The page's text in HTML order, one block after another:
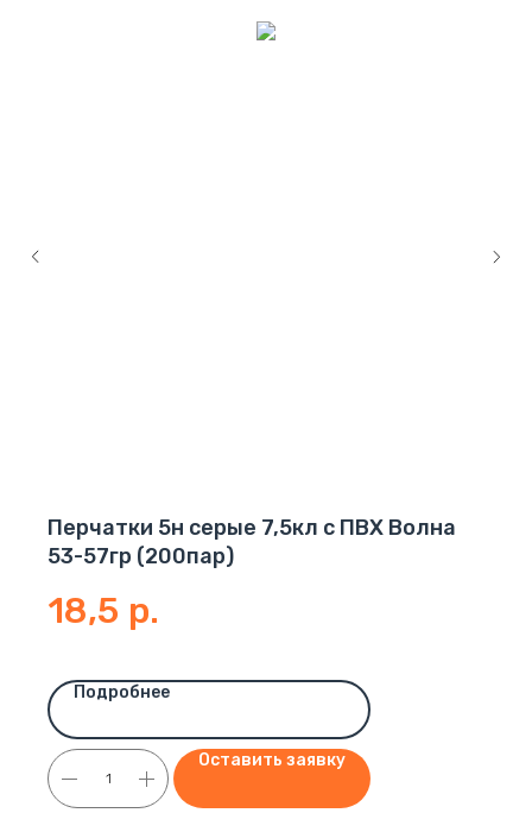
Перчатки 5н серые 7,5кл с ПВХ Волна
53-57гр (200пар)
18,5 р.
Подробнее
Оставить заявку